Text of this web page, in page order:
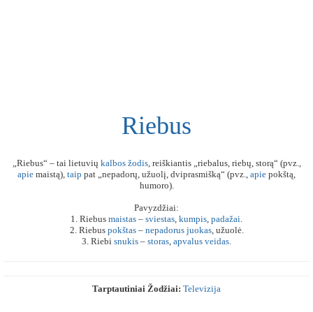
Riebus
„Riebus“ – tai lietuvių kalbos žodis, reiškiantis „riebalus, riebų, storą“ (pvz.,
apie maistą), taip pat „nepadorų, užuolį, dviprasmišką“ (pvz., apie pokštą,
humoro).
Pavyzdžiai:
1. Riebus maistas – sviestas, kumpis, padažai.
2. Riebus pokštas– nepadorus juokas, užuolė.
3. Riebi snukis – storas, apvalus veidas.
Tarptautiniai Žodžiai: Televizija